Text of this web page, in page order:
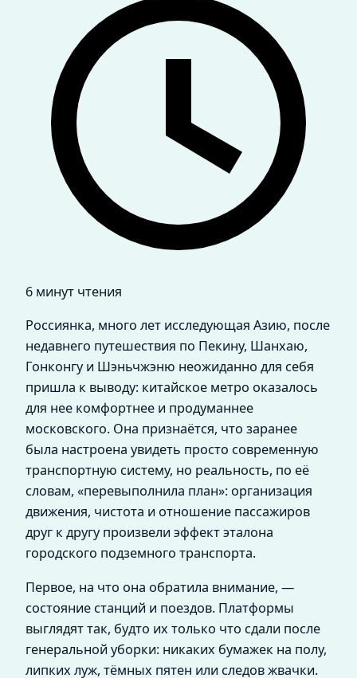
6 минут чтения
Россиянка, много лет исследующая Азию, после
недавнего путешествия по Пекину, Шанхаю,
Гонконгу и Шэньчжэню неожиданно для себя
пришла к выводу: китайское метро оказалось
для нее комфортнее и продуманнее
московского. Она признаётся, что заранее
была настроена увидеть просто современную
транспортную систему, но реальность, по её
словам, «перевыполнила план»: организация
движения, чистота и отношение пассажиров
друг к другу произвели эффект эталона
городского подземного транспорта.
Первое, на что она обратила внимание, —
состояние станций и поездов. Платформы
выглядят так, будто их только что сдали после
генеральной уборки: никаких бумажек на полу,
липких луж, тёмных пятен или следов жвачки.